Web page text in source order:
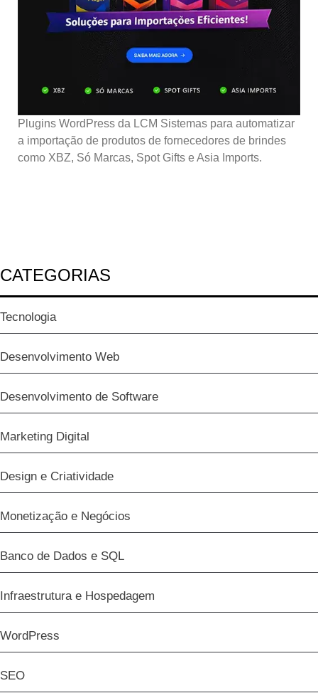
Plugins WordPress da LCM Sistemas para automatizar
a importação de produtos de fornecedores de brindes
como XBZ, Só Marcas, Spot Gifts e Asia Imports.
CATEGORIAS
Tecnologia
Desenvolvimento Web
Desenvolvimento de Software
Marketing Digital
Design e Criatividade
Monetização e Negócios
Banco de Dados e SQL
Infraestrutura e Hospedagem
WordPress
SEO